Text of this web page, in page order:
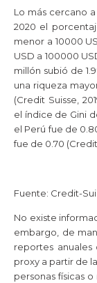
Lo más cercano
2020 el
menor a 10000
USD a 100000
millón subió de
una riqueza
(Credit Suisse,
el índice de Gini
el Perú fue de
fue de 0.70 (Credit
Fuente: Credit-
No existe
embargo, de
reportes
proxy a partir de
personas físicas o